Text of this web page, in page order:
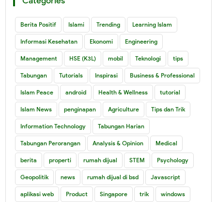
Berita Positif Islami Trending Learning Islam
Informasi Kesehatan Ekonomi Engineering
Management HSE (K3L) mobil Teknologi tips
Tabungan Tutorials Inspirasi Business & Professional
Islam Peace android Health & Wellness tutorial
Islam News penginapan Agriculture Tips dan Trik
Information Technology Tabungan Harian
Tabungan Perorangan Analysis & Opinion Medical
berita properti rumah dijual STEM Psychology
Geopolitik news rumah dijual di bsd Javascript
aplikasi web Product Singapore trik windows